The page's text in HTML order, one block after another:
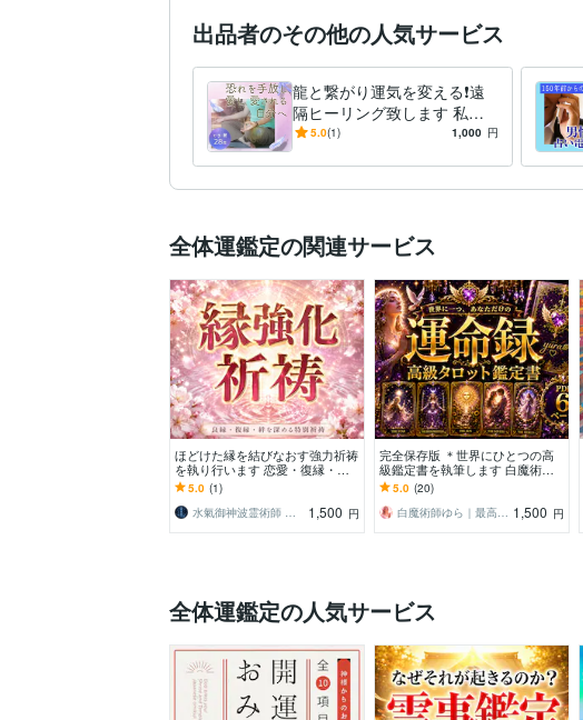
出品者のその他の人気サービス
龍と繋がり運気を変える❗️遠
隔ヒーリング致します 私は
幸せになれないとの思い込み
5.0(1) 1,000 円
全体運鑑定の関連サービス
ほどけた縁を結びなおす強力祈祷
を執り行います 恋愛・復縁・人
間関係・仕事・親子…あらゆる縁
を結なおします。
5.0 (1)
水氣御神波霊術師 ｜結愛
1,500 円
完全保存版 ＊世界にひとつの高
級鑑定書を執筆します 白魔術師
が贈る至高の運命録・６枚PDF納
品
5.0 (20)
白魔術師ゆら｜最高位光術統合師 1,500 円
全体運鑑定の人気サービス